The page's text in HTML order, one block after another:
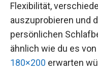
Flexibilität,
auszuprobieren und
persönlichen
ähnlich wie du es
180×200 erwarten